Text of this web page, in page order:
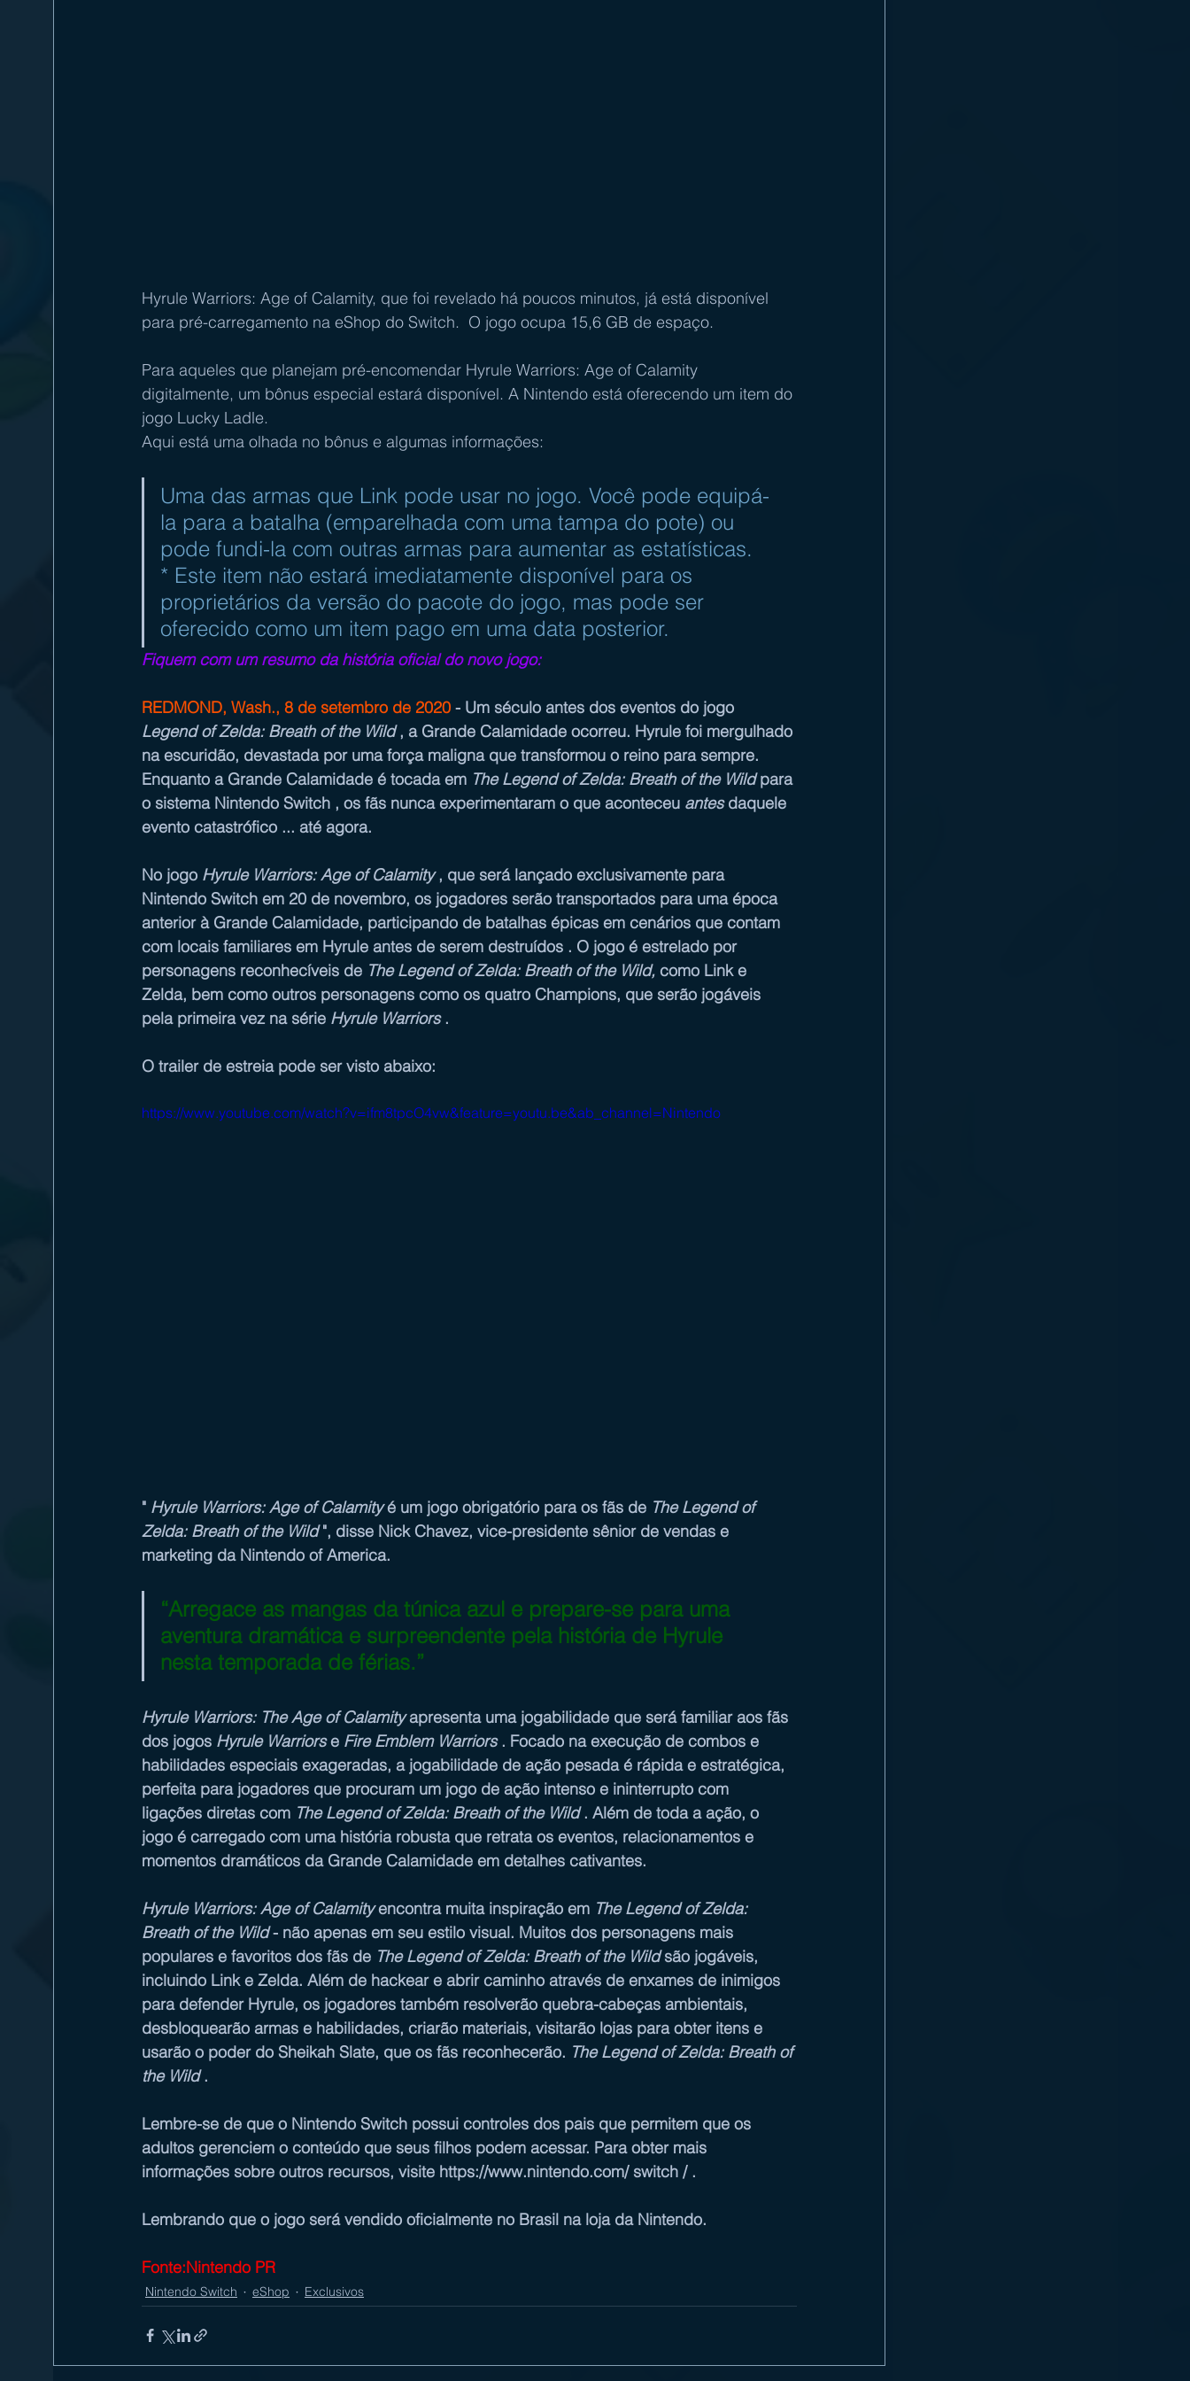
Hyrule Warriors: Age of Calamity, que foi revelado há poucos minutos, já está disponível
para pré-carregamento na eShop do Switch.  O jogo ocupa 15,6 GB de espaço.
Para aqueles que planejam pré-encomendar Hyrule Warriors: Age of Calamity
digitalmente, um bônus especial estará disponível. A Nintendo está oferecendo um item do
jogo Lucky Ladle.
Aqui está uma olhada no bônus e algumas informações:
Uma das armas que Link pode usar no jogo. Você pode equipá-
la para a batalha (emparelhada com uma tampa do pote) ou
pode fundi-la com outras armas para aumentar as estatísticas.
* Este item não estará imediatamente disponível para os
proprietários da versão do pacote do jogo, mas pode ser
oferecido como um item pago em uma data posterior.
Fiquem com um resumo da história oficial do novo jogo:
REDMOND, Wash., 8 de setembro de 2020 - Um século antes dos eventos do jogo
Legend of Zelda: Breath of the Wild , a Grande Calamidade ocorreu. Hyrule foi mergulhado
na escuridão, devastada por uma força maligna que transformou o reino para sempre.
Enquanto a Grande Calamidade é tocada em The Legend of Zelda: Breath of the Wild para
o sistema Nintendo Switch , os fãs nunca experimentaram o que aconteceu antes daquele
evento catastrófico ... até agora.
No jogo Hyrule Warriors: Age of Calamity , que será lançado exclusivamente para
Nintendo Switch em 20 de novembro, os jogadores serão transportados para uma época
anterior à Grande Calamidade, participando de batalhas épicas em cenários que contam
com locais familiares em Hyrule antes de serem destruídos . O jogo é estrelado por
personagens reconhecíveis de The Legend of Zelda: Breath of the Wild, como Link e
Zelda, bem como outros personagens como os quatro Champions, que serão jogáveis ​​
pela primeira vez na série Hyrule Warriors .
O trailer de estreia pode ser visto abaixo:
https://www.youtube.com/watch?v=ifm8tpcO4vw&feature=youtu.be&ab_channel=Nintendo
" Hyrule Warriors: Age of Calamity é um jogo obrigatório para os fãs de The Legend of
Zelda: Breath of the Wild ", disse Nick Chavez, vice-presidente sênior de vendas e
marketing da Nintendo of America.
“Arregace as mangas da túnica azul e prepare-se para uma
aventura dramática e surpreendente pela história de Hyrule
nesta temporada de férias.”
Hyrule Warriors: The Age of Calamity apresenta uma jogabilidade que será familiar aos fãs
dos jogos Hyrule Warriors e Fire Emblem Warriors . Focado na execução de combos e
habilidades especiais exageradas, a jogabilidade de ação pesada é rápida e estratégica,
perfeita para jogadores que procuram um jogo de ação intenso e ininterrupto com
ligações diretas com The Legend of Zelda: Breath of the Wild . Além de toda a ação, o
jogo é carregado com uma história robusta que retrata os eventos, relacionamentos e
momentos dramáticos da Grande Calamidade em detalhes cativantes.
Hyrule Warriors: Age of Calamity encontra muita inspiração em The Legend of Zelda:
Breath of the Wild - não apenas em seu estilo visual. Muitos dos personagens mais
populares e favoritos dos fãs de The Legend of Zelda: Breath of the Wild são jogáveis,
incluindo Link e Zelda. Além de hackear e abrir caminho através de enxames de inimigos
para defender Hyrule, os jogadores também resolverão quebra-cabeças ambientais,
desbloquearão armas e habilidades, criarão materiais, visitarão lojas para obter itens e
usarão o poder do Sheikah Slate, que os fãs reconhecerão. The Legend of Zelda: Breath of
the Wild .
Lembre-se de que o Nintendo Switch possui controles dos pais que permitem que os
adultos gerenciem o conteúdo que seus filhos podem acessar. Para obter mais
informações sobre outros recursos, visite https://www.nintendo.com/ switch / .
Lembrando que o jogo será vendido oficialmente no Brasil na loja da Nintendo.
Fonte:Nintendo PR
Nintendo Switch eShop Exclusivos